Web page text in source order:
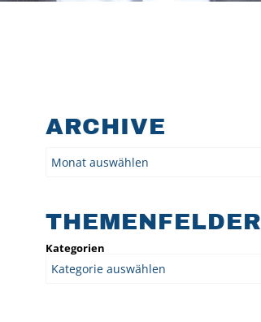
ARCHIVE
THEMENFELDER
Kategorien